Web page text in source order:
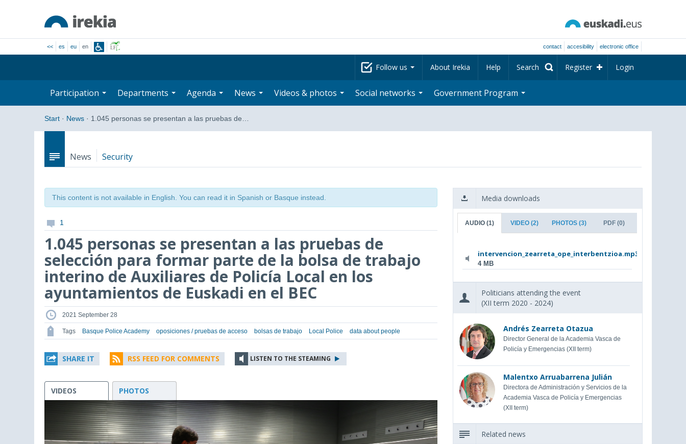
<< es eu en contact accesibility electronic office
Follow us About Irekia Help Search Register Login
Participation Departments Agenda News Videos & photos Social networks Government Program
Start · News · 1.045 personas se presentan a las pruebas de…
News Security
This content is not available in English. You can read it in Spanish or Basque instead.
1
1.045 personas se presentan a las pruebas de
selección para formar parte de la bolsa de trabajo
interino de Auxiliares de Policía Local en los
ayuntamientos de Euskadi en el BEC
2021 September 28
Tags Basque Police Academy oposiciones / pruebas de acceso bolsas de trabajo Local Police data about people
SHARE IT RSS FEED FOR COMMENTS LISTEN TO THE STEAMING
VIDEOS PHOTOS
Media downloads
AUDIO(1) VIDEO(2) PHOTOS (3) PDF (0)
intervencion_zearreta_ope_interbentzioa.mp3
4 MB
Politicians attending the event
(XII term 2020 - 2024)
Andrés Zearreta Otazua
Director General de la Academia Vasca de
Policía y Emergencias (XII term)
Malentxo Arruabarrena Julián
Directora de Administración y Servicios de la
Academia Vasca de Policía y Emergencias
(XII term)
Related news